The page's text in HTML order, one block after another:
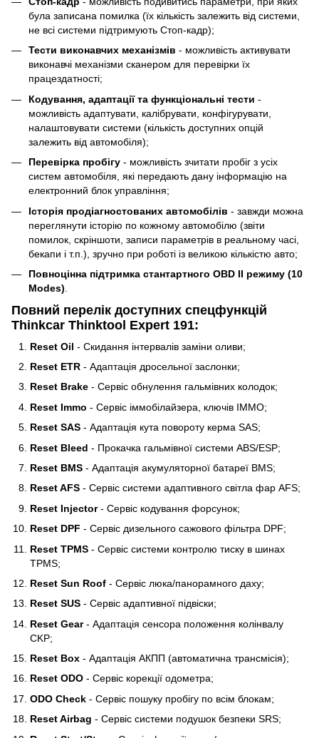
була записана помилка (їх кількість залежить від системи,
не всі системи підтримують Стоп-кадр);
Тести виконавчих механізмів - можливість активувати
виконавчі механізми сканером для перевірки їх
працездатності;
Кодування, адаптації та функціональні тести -
можливість адаптувати, калібрувати, конфігурувати,
налаштовувати системи (кількість доступних опцій
залежить від автомобіля);
Перевірка пробігу - можливість зчитати пробіг з усіх
систем автомобіля, які передають дану інформацію на
електронний блок управління;
Історія продіагностованих автомобілів - завжди можна
переглянути історію по кожному автомобілю (звіти
помилок, скріншоти, записи параметрів в реальному часі,
бекапи і т.п.), зручно при роботі із великою кількістю авто;
Повноцінна підтримка стантартного OBD II режиму (10
Modes)
Повний перелік доступних спецфункцій
Thinkcar Thinktool Expert 191:
Reset Oil - Скидання інтервалів заміни оливи;
Reset ETR - Адаптація дросельної заслонки;
Reset Brake - Сервіс обнулення гальмівних колодок;
Reset Immo - Сервіс іммобілайзера, ключів IMMO;
Reset SAS - Адаптація кута повороту керма SAS;
Reset Bleed - Прокачка гальмівної системи ABS/ESP;
Reset BMS - Адаптація акумуляторної батареї BMS;
Reset AFS - Сервіс системи адаптивного світла фар AFS;
Reset Injector- Cервіс кодування форсунок;
Reset DPF - Сервіс дизельного сажового фільтра DPF;
Reset TPMS - Сервіс системи контролю тиску в шинах
TPMS;
Reset Sun Roof - Сервіс люка/панорамного даху;
Reset SUS - Сервіс адаптивної підвіски;
Reset Gear- Адаптація сенсора положення колінвалу
CKP;
Reset Box - Адаптація АКПП (автоматична трансмісія);
Reset ODO - Сервіс корекції одометра;
ODO Check - Сервіс пошуку пробігу по всім блокам;
Reset Airbag - Сервіс системи подушок безпеки SRS;